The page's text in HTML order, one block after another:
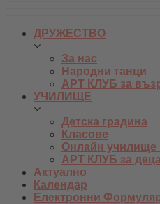
ДРУЖЕСТВО
За нас
Народни танци
АРТ КЛУБ за
УЧИЛИЩЕ
Детска градина
Класове
Онлайн училище
АРТ КЛУБ за деца
Актуално
Календар
Електронни